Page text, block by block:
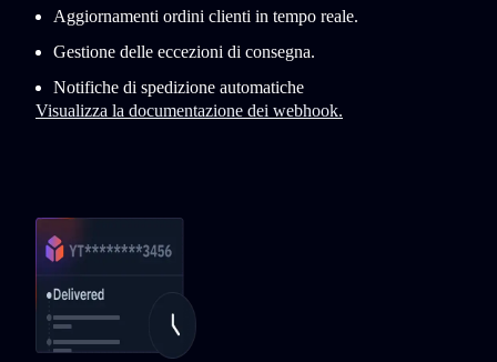
Aggiornamenti ordini clienti in tempo reale.
Gestione delle eccezioni di consegna.
Notifiche di spedizione automatiche
Visualizza la documentazione dei webhook.